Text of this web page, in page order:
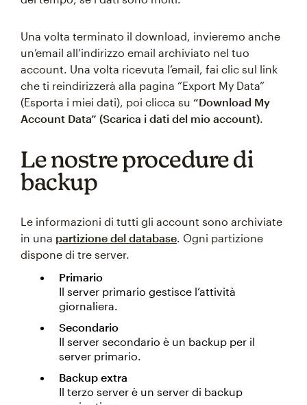
Una volta terminato il download, invieremo anche
un’email all’indirizzo email archiviato nel tuo
account. Una volta ricevuta l’email, fai clic sul link
che ti reindirizzerà alla pagina “Export My Data”
(Esporta i miei dati), poi clicca su “Download My
Account Data” (Scarica i dati del mio account).
Le nostre procedure di
backup
Le informazioni di tutti gli account sono archiviate
in una partizione del database. Ogni partizione
dispone di tre server.
Primario
Il server primario gestisce l’attività
giornaliera.
Secondario
Il server secondario è un backup per il
server primario.
Backup extra
Il terzo server è un server di backup